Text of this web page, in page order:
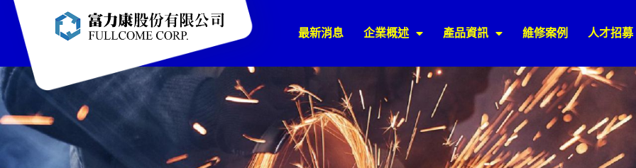
最新消息 企業概述 產品資訊 維修案例 人才招募